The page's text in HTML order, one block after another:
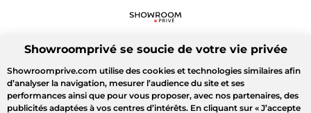
Showroomprivé se soucie de votre vie privée
Showroomprive.com utilise des cookies et technologies similaires afin
d’analyser la navigation, mesurer l’audience du site et ses
performances ainsi que pour vous proposer, avec nos partenaires, des
publicités adaptées à vos centres d’intérêts. En cliquant sur « J’accepte